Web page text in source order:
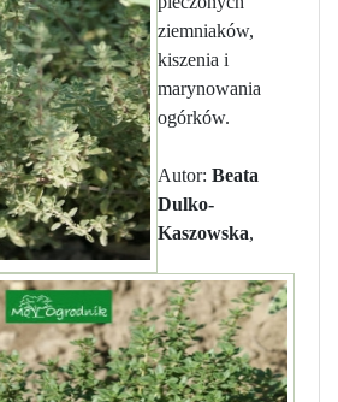
ziemniaków,
kiszenia i
marynowania
ogórków.
Autor: Beata
Dulko-
Kaszowska,